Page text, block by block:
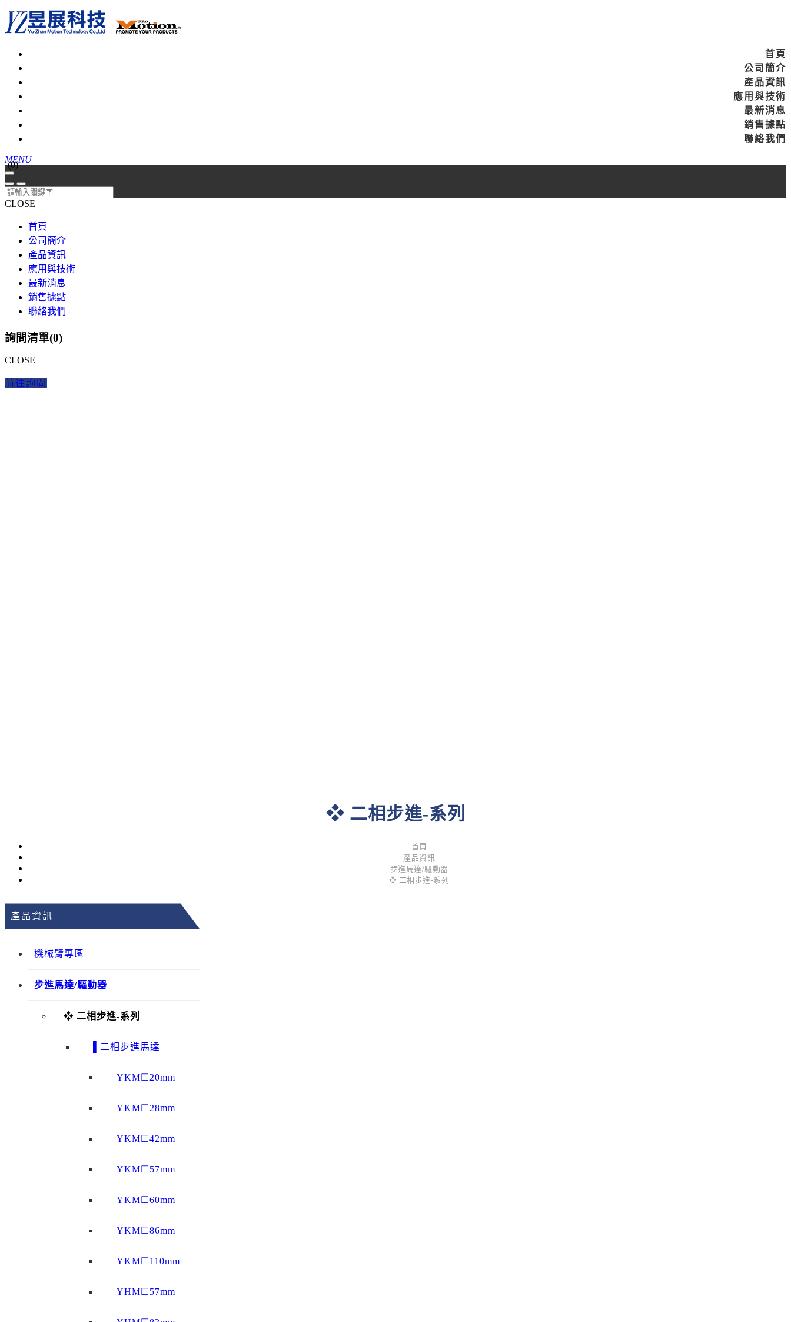
首頁
公司簡介
產品資訊
應用與技術
最新消息
銷售據點
聯絡我們
MENU
(0)
CLOSE
首頁
公司簡介
產品資訊
應用與技術
最新消息
銷售據點
聯絡我們
詢問清單(0)
CLOSE
前往詢問
❖ 二相步進-系列
首頁
產品資訊
步進馬達/驅動器
❖ 二相步進-系列
產品資訊
機械臂專區
步進馬達/驅動器
❖ 二相步進-系列
▌二相步進馬達
YKM☐20mm
YKM☐28mm
YKM☐42mm
YKM☐57mm
YKM☐60mm
YKM☐86mm
YKM☐110mm
YHM☐57mm